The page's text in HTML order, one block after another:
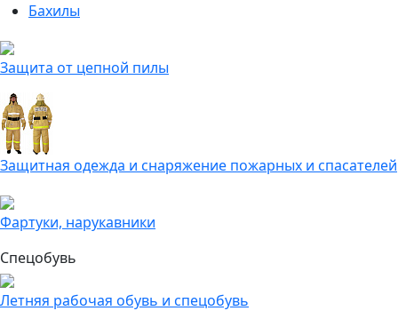
Бахилы
Защита от цепной пилы
Защитная одежда и снаряжение пожарных и спасателей
Фартуки, нарукавники
Спецобувь
Летняя рабочая обувь и спецобувь